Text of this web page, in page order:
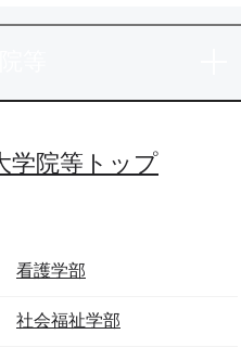
学院等トップ
看護学部
社会福祉学部